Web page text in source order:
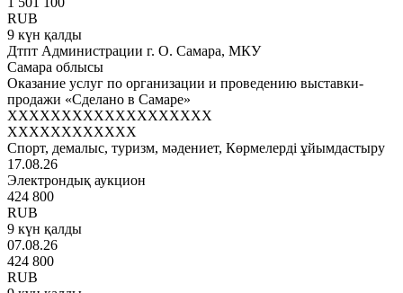
RUB
9 күн қалды
Дтпт Администрации г. О. Самара, МКУ
Самара облысы
Оказание услуг по организации и проведению выставки-
продажи «Сделано в Самаре»
XXXXXXXXXXXXXXXXXXX
XXXXXXXXXXXX
Спорт, демалыс, туризм, мәдениет, Көрмелерді ұйымдастыру
17.08.26
Электрондық аукцион
424 800
RUB
9 күн қалды
07.08.26
424 800
RUB